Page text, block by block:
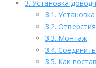
3. Установка
3.1.
3.2.
3.3. Монтаж
3.4.
3.5. Как